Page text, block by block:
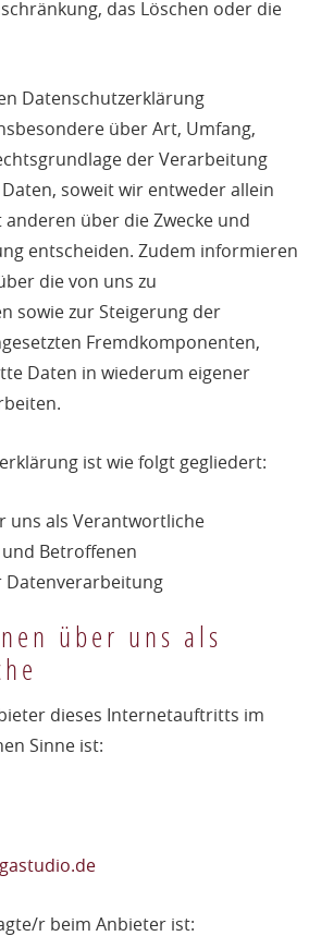
das Löschen oder die
Datenschutzerklärung
über Art, Umfang,
der Verarbeitung
soweit wir entweder allein
über die Zwecke und
entscheiden. Zudem informieren
die von uns zu
sowie zur Steigerung der
Fremdkomponenten,
Daten in wiederum eigener
ist wie folgt gegliedert:
uns als Verantwortliche
Betroffenen
Datenverarbeitung
über uns als
dieses Internetauftritts im
Sinne ist:
r beim Anbieter ist: